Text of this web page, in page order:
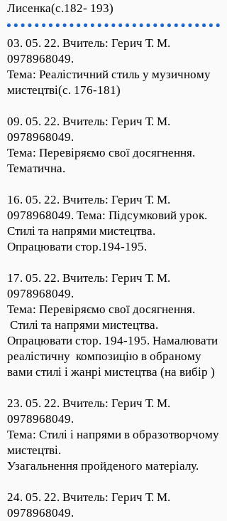
Лисенка(с.182- 193)
03. 05. 22. Вчитель: Герич Т. М.
0978968049.
Тема: Реалістичний стиль у музичному
мистецтві(с. 176-181)
09. 05. 22. Вчитель: Герич Т. М.
0978968049.
Тема: Перевіряємо свої досягнення.
Тематична.
16. 05. 22. Вчитель: Герич Т. М.
0978968049. Тема: Підсумковий урок.
Стилі та напрями мистецтва.
Опрацювати стор.194-195.
17. 05. 22. Вчитель: Герич Т. М.
0978968049.
Тема: Перевіряємо свої досягнення.
Стилі та напрями мистецтва.
Опрацювати стор. 194-195. Намалювати
реалістичну композицію в обраному
вами стилі і жанрі мистецтва (на вибір )
23. 05. 22. Вчитель: Герич Т. М.
0978968049.
Тема: Стилі і напрями в образотворчому
мистецтві.
Узагальнення пройденого матеріалу.
24. 05. 22. Вчитель: Герич Т. М.
0978968049.